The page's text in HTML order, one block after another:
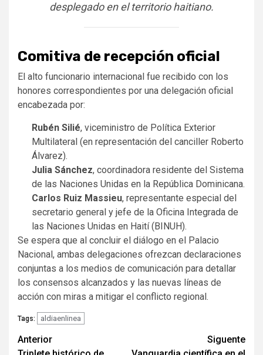
desplegado en el territorio haitiano.
Comitiva de recepción oficial
El alto funcionario internacional fue recibido con los
honores correspondientes por una delegación oficial
encabezada por:
Rubén Silié, viceministro de Política Exterior
Multilateral (en representación del canciller Roberto
Álvarez).
Julia Sánchez, coordinadora residente del Sistema
de las Naciones Unidas en la República Dominicana.
Carlos Ruiz Massieu, representante especial del
secretario general y jefe de la Oficina Integrada de
las Naciones Unidas en Haití (BINUH).
Se espera que al concluir el diálogo en el Palacio
Nacional, ambas delegaciones ofrezcan declaraciones
conjuntas a los medios de comunicación para detallar
los consensos alcanzados y las nuevas líneas de
acción con miras a mitigar el conflicto regional.
Tags: aldiaenlinea
Navegación
Anterior
Siguente